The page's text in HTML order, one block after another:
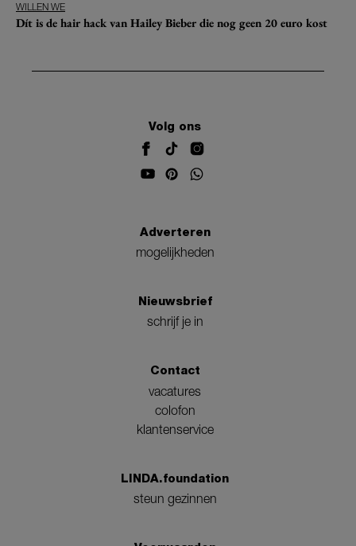
WILLEN WE
Dít is de hair hack van Hailey Bieber die nog geen 20 euro kost
Volg ons
Adverteren
mogelijkheden
Nieuwsbrief
schrijf je in
Contact
vacatures
colofon
klantenservice
LINDA.foundation
steun gezinnen